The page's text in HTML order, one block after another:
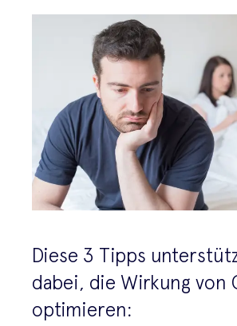
Diese 3 Tipps
dabei, die Wirkung von
optimieren: